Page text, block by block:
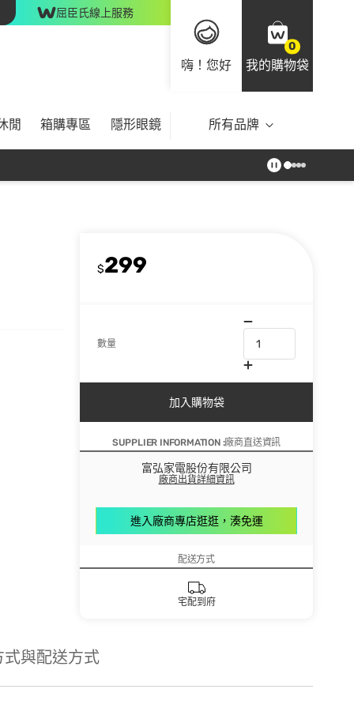
屈臣氏線上服務
嗨！您好
0
我的購物袋
閒 箱購專區 隱形眼鏡 所有品牌
$299
數量
加入購物袋
SUPPLIER INFORMATION :廠商直送資訊
富弘家電股份有限公司
廠商出貨詳細資訊
進入廠商專店逛逛，湊免運
配送方式
宅配到府
式與配送方式